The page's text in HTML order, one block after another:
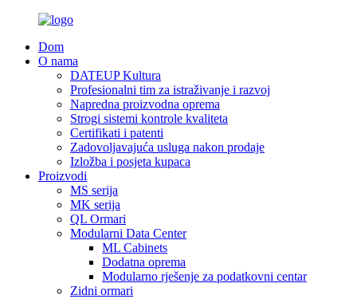
Dom
O nama
DATEUP Kultura
Profesionalni tim za istraživanje i razvoj
Napredna proizvodna oprema
Strogi sistemi kontrole kvaliteta
Certifikati i patenti
Zadovoljavajuća usluga nakon prodaje
Izložba i posjeta kupaca
Proizvodi
MS serija
MK serija
QL Ormari
Modularni Data Center
ML Cabinets
Dodatna oprema
Modularno rješenje za podatkovni centar
Zidni ormari